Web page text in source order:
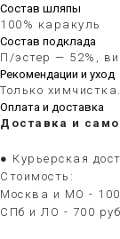
Состав шляпы
100% каракуль
Состав подклада
П/эстер — 52%,
Рекомендации и уход
Только химчистка.
Оплата и доставка
Доставка и
● Курьерская
Стоимость:
Москва и МО -
СПб и ЛО - 700